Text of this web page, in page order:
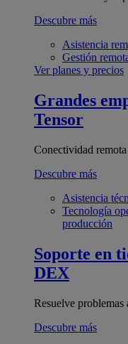
Descubre más
Asistencia
Gestión
Ver planes y precios
Grandes
Tensor
Conectividad remota
Descubre más
Asistencia
Tecnología
producción
Soporte en
DEX
Resuelve problemas
Descubre más